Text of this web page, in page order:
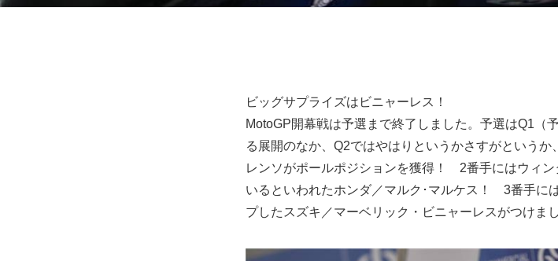
ビッグサプライズはビニャーレス！
MotoGP開幕戦は予選まで終了しました。予選はQ1（
る展開のなか、Q2ではやはりというかさすがという
レンソがポールポジションを獲得！ 2番手にはウィ
いるといわれたホンダ／マルク･マルケス！ 3番手に
プしたスズキ／マーベリック・ビニャーレスがつけま